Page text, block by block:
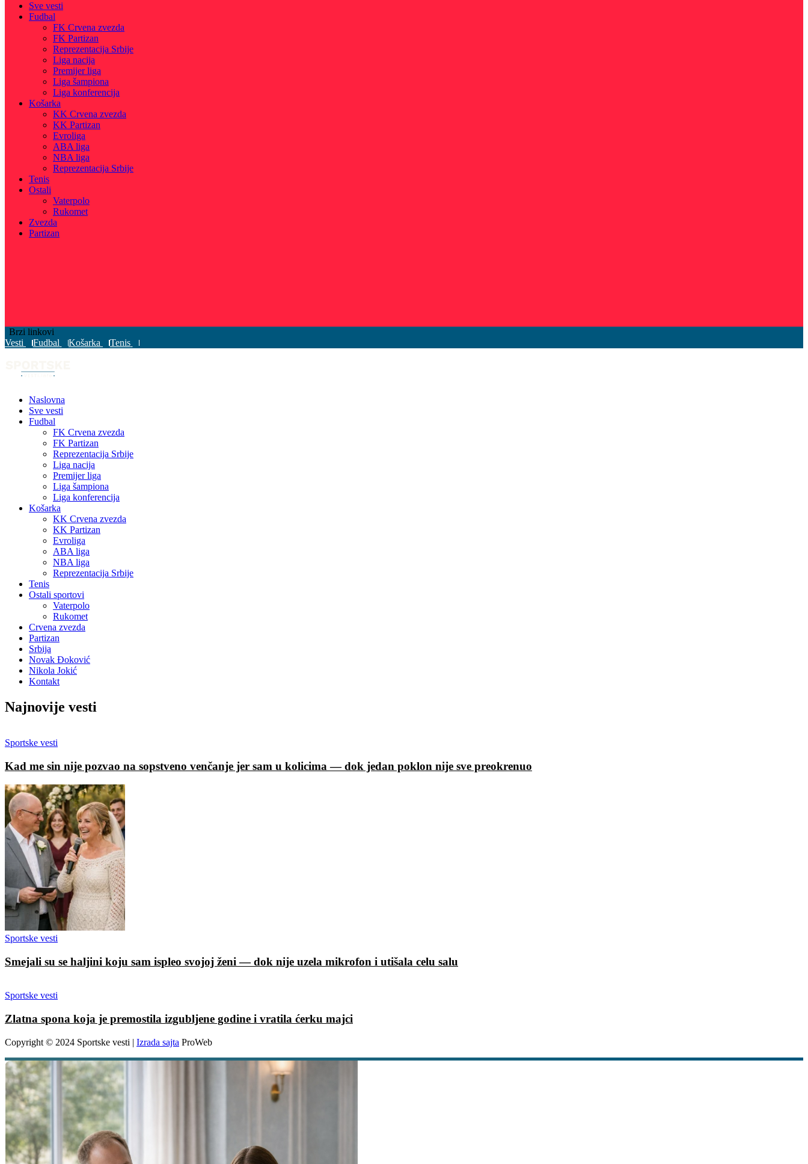
Sve vesti
Fudbal
FK Crvena zvezda
FK Partizan
Reprezentacija Srbije
Liga nacija
Premijer liga
Liga šampiona
Liga konferencija
Košarka
KK Crvena zvezda
KK Partizan
Evroliga
ABA liga
NBA liga
Reprezentacija Srbije
Tenis
Ostali
Vaterpolo
Rukomet
Zvezda
Partizan
Brzi linkovi
Vesti
Fudbal Košarka Tenis
Naslovna
Sve vesti
Fudbal
FK Crvena zvezda
FK Partizan
Reprezentacija Srbije
Liga nacija
Premijer liga
Liga šampiona
Liga konferencija
Košarka
KK Crvena zvezda
KK Partizan
Evroliga
ABA liga
NBA liga
Reprezentacija Srbije
Tenis
Ostali sportovi
Vaterpolo
Rukomet
Crvena zvezda
Partizan
Srbija
Novak Đoković
Nikola Jokić
Kontakt
Najnovije vesti
Sportske vesti
Kad me sin nije pozvao na sopstveno venčanje jer sam u kolicima — dok jedan poklon nije sve preokrenuo
Sportske vesti
Smejali su se haljini koju sam ispleo svojoj ženi — dok nije uzela mikrofon i utišala celu salu
Sportske vesti
Zlatna spona koja je premostila izgubljene godine i vratila ćerku majci
Copyright © 2024 Sportske vesti | Izrada sajta ProWeb